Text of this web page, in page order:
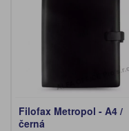
Filofax Metropol - A4 /
černá